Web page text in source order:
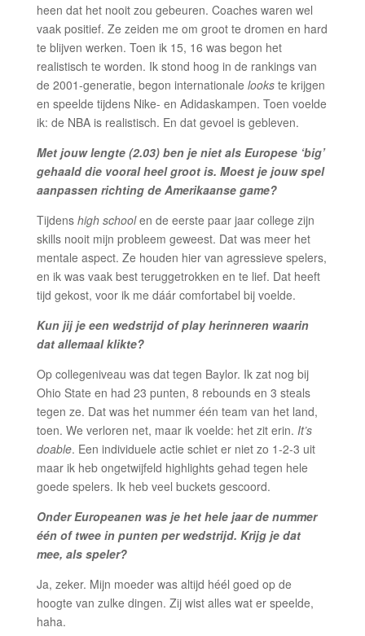
heen dat het nooit zou gebeuren. Coaches waren wel
vaak positief. Ze zeiden me om groot te dromen en hard
te blijven werken. Toen ik 15, 16 was begon het
realistisch te worden. Ik stond hoog in de rankings van
de 2001-generatie, begon internationale lookste krijgen
en speelde tijdens Nike- en Adidaskampen. Toen voelde
ik: de NBA is realistisch. En dat gevoel is gebleven.
Met jouw lengte (2.03) ben je niet als Europese ‘big’
gehaald die vooral heel groot is. Moest je jouw spel
aanpassen richting de Amerikaanse game?
Tijdens high schoolen de eerste paar jaar college zijn
skills nooit mijn probleem geweest. Dat was meer het
mentale aspect. Ze houden hier van agressieve spelers,
en ik was vaak best teruggetrokken en te lief. Dat heeft
tijd gekost, voor ik me dáár comfortabel bij voelde.
Kun jij je een wedstrijd of play herinneren waarin
dat allemaal klikte?
Op collegeniveau was dat tegen Baylor. Ik zat nog bij
Ohio State en had 23 punten, 8 rebounds en 3 steals
tegen ze. Dat was het nummer één team van het land,
toen. We verloren net, maar ik voelde: het zit erin. It’s
doable. Een individuele actie schiet er niet zo 1-2-3 uit
maar ik heb ongetwijfeld highlights gehad tegen hele
goede spelers. Ik heb veel buckets gescoord.
Onder Europeanen was je het hele jaar de nummer
één of twee in punten per wedstrijd. Krijg je dat
mee, als speler?
Ja, zeker. Mijn moeder was altijd héél goed op de
hoogte van zulke dingen. Zij wist alles wat er speelde,
haha.